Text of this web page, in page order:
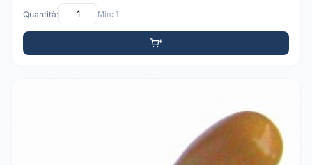
Quantità: Min: 1